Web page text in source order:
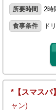
所要時間
2時
食事条件 ド
*【スマスパ
ャン)